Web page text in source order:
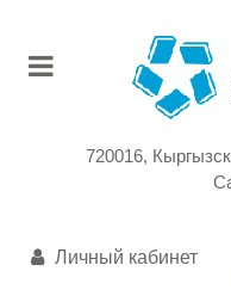
720016,
Личный кабинет